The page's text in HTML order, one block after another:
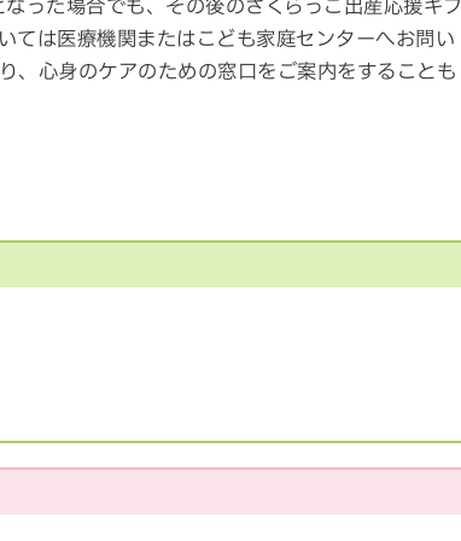
った場合でも、その後のさくらっこ出産応援ギ
ては医療機関またはこども家庭センターへお問い
、心身のケアのための窓口をご案内をすることも